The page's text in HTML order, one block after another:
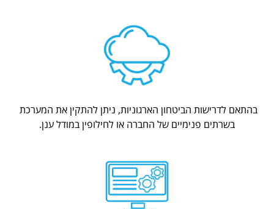
בהתאם לדרישות הביטחון הארגוניות, ניתן להתקין את המערכת
בשרתים פנימיים של החברה או לחילופין במודל ענן.